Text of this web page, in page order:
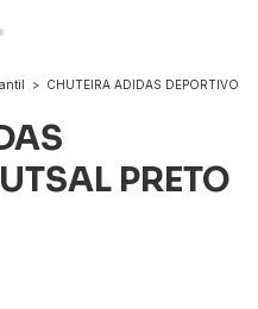
> CHUTEIRA ADIDAS DEPORTIVO
PRETO